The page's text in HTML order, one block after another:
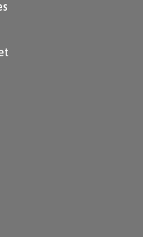
sur un
– 2 = 460$